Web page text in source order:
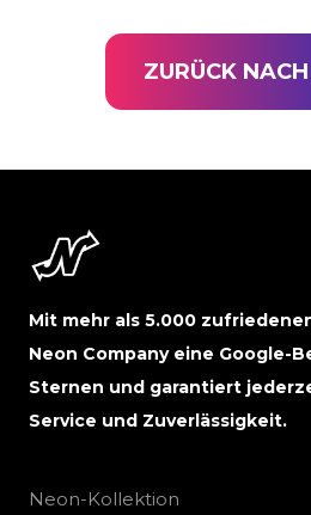
ZURÜCK
Mit mehr als 5.000
Neon Company eine Google-
Sternen und garantiert
Service und Zuverlässigkeit.
Neon-Kollektion